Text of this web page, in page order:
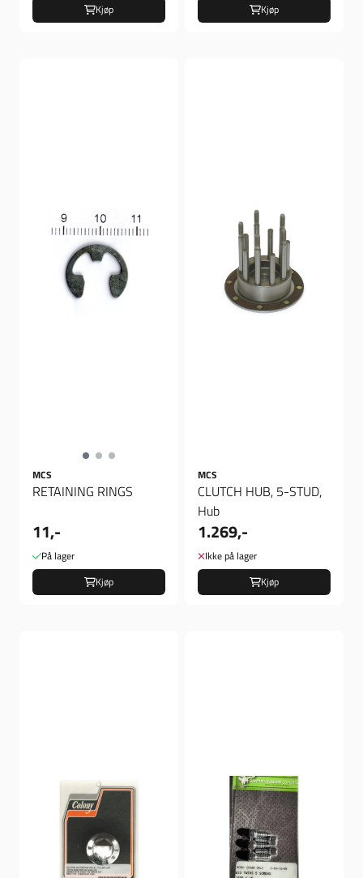
Kjøp
Kjøp
MCS
RETAINING RINGS
11,-
På lager
Kjøp
MCS
CLUTCH HUB, 5-STUD,
Hub
1.269,-
Ikke på lager
Kjøp